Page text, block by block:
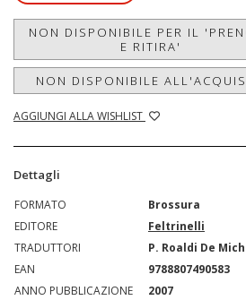
NON DISPONIBILE PER IL
E RITIRA'
NON DISPONIBILE
AGGIUNGI ALLA WISHLIST
Dettagli
FORMATO
Brossura
EDITORE
Feltrinelli
TRADUTTORI
P. Roaldi De
EAN
9788807490583
ANNO PUBBLICAZIONE
2007